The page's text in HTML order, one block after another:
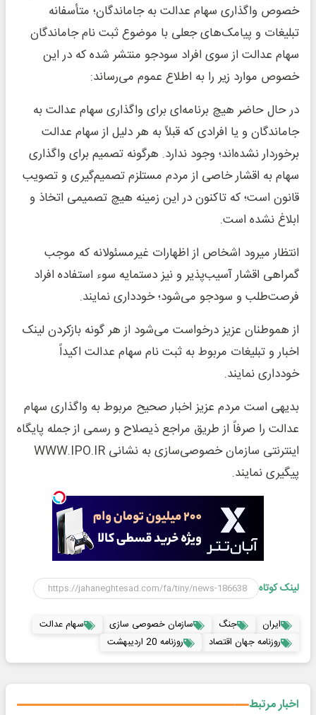
خصوص واگذاری سهام عدالت به جاماندگان؛ متأسفانه
تبلیغات و پیامک­‌های جعلی با موضوع ثبت ­نام جاماندگان
سهام عدالت از سوی افراد سودجو منتشر شده که در این
خصوص موارد زیر را به اطلاع عموم می‌­رساند:
در حال حاضر هیچ برنامه‌­ای برای واگذاری سهام عدالت به
جاماندگان و یا افرادی که قبلاً به هر دلیل از سهام عدالت
برخوردار نشده‌­اند؛ وجود ندارد. هرگونه تصمیم برای واگذاری
سهام به اقشار خاصی از مردم مستلزم تصمیم‌گیری و تصویب
قانون است؛ که تاکنون در این زمینه هیچ تصمیمی اتخاذ و
ابلاغ نشده است.
انتظار می­رود اشخاص از اظهارات غیرمسئولانه که موجب
گمراهی اقشار آسیب­‌پذیر و نیز دستمایه سوء استفاده افراد
فرصت­‌طلب و سودجو می­‌شود؛ خودداری نمایند.
از هموطنان عزیز درخواست می‌­شود از هر گونه بازکردن لینک
اخبار و تبلیغات مربوط به ثبت نام سهام عدالت اکیداً
خودداری نمایند.
بدیهی است مردم عزیز اخبار صحیح مربوط به واگذاری سهام
عدالت را صرفاً از طریق مراجع ذیصلاح و رسمی از جمله پایگاه
پیگیری نمایند.
لینک کوتاه
ایران جنگ سازمان خصوصی سازی
سهام عدالت
روزنامه جهان اقتصاد
روزنامه 20 اردیبهشت
اخبار مرتبط